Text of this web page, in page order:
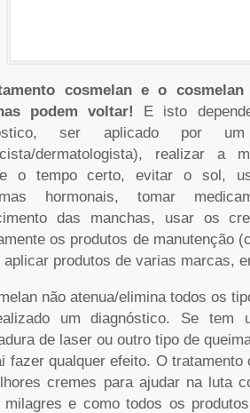
cosmelan e o
podem voltar!
E isto
ser aplicado por um
dermatologista), realizar a
o tempo certo, evitar o sol,
hormonais, tomar
das manchas, usar os
os produtos de manutenção
produtos de varias marcas,
não atenua/elimina todos os
um diagnóstico. Se tem
de laser ou outro tipo de
fazer qualquer efeito. O
cremes para ajudar na luta
milagres e como todos os